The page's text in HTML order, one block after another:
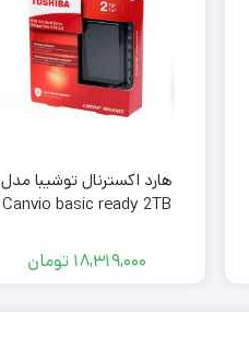
هارد اکسترنال توشیبا مدل
Canvio basic ready 2TB
18,319,000 تومان